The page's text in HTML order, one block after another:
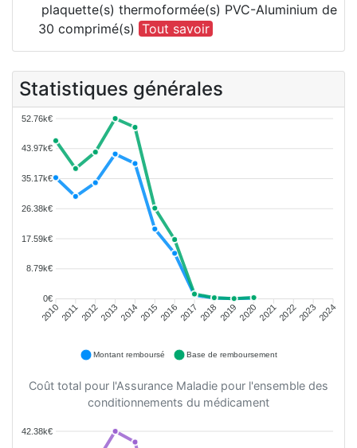
plaquette(s) thermoformée(s) PVC-Aluminium de
30 comprimé(s) Tout savoir
Statistiques générales
52.76k€
43.97k€
35.17k€
26.38k€
17.59k€
8.79k€
0€
20102011201220132014201520162017 2018 201920202021202220232024
Montant remboursé Base de remboursement
Coût total pour l'Assurance Maladie pour l'ensemble des
conditionnements du médicament
42.38k€